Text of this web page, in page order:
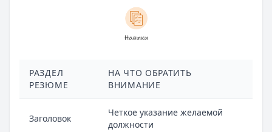
РАЗДЕЛ
РЕЗЮМЕ
НА ЧТО ОБРАТИТЬ
ВНИМАНИЕ
Заголовок
Четкое указание желаемой
должности